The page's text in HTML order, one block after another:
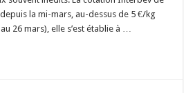
la mi-mars, au-dessus de 5 €/kg
26 mars), elle s’est établie à …